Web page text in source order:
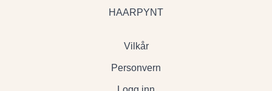
HAARPYNT
Vilkår
Personvern